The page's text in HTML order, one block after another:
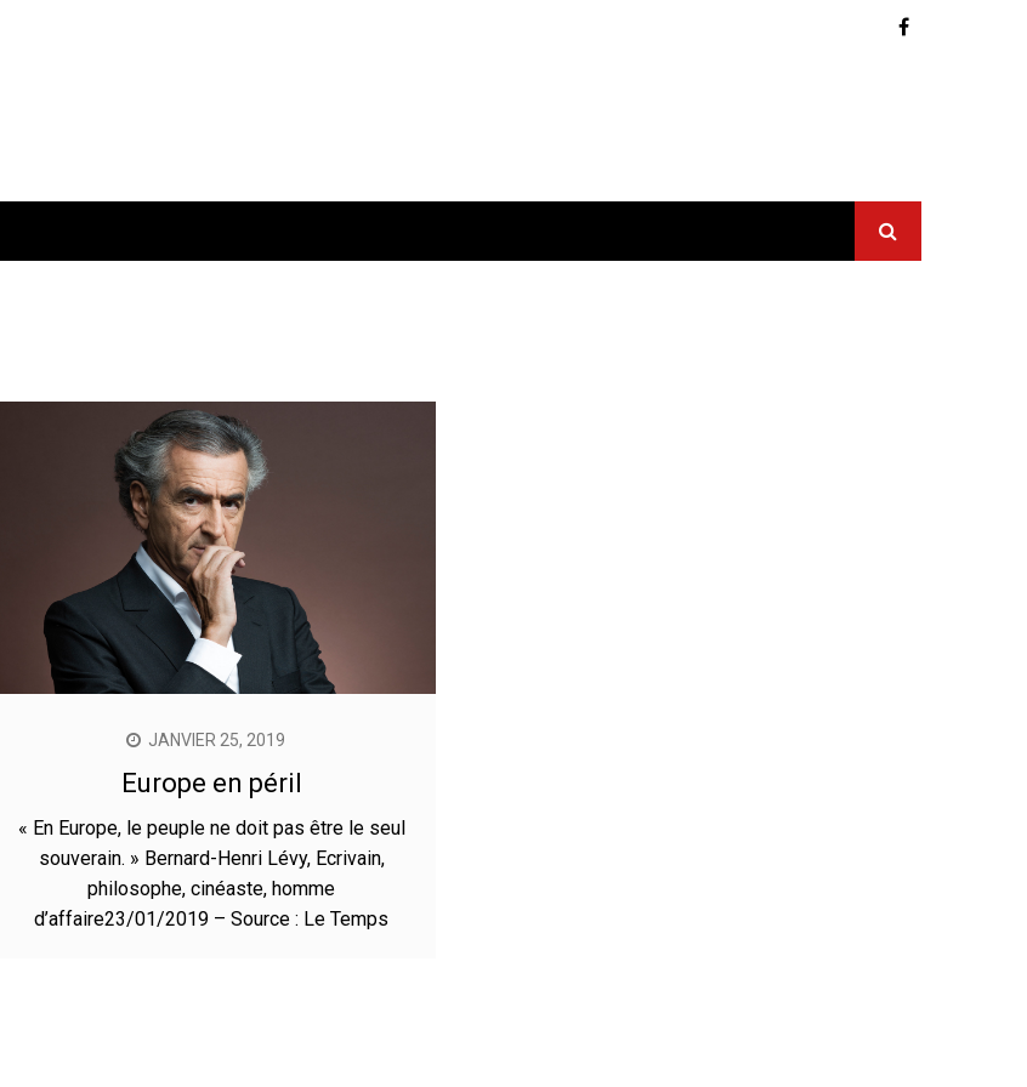
JANVIER 25, 2019
Europe en péril
« En Europe, le peuple ne doit pas être le seul
souverain. » Bernard-Henri Lévy, Ecrivain,
philosophe, cinéaste, homme
d’affaire23/01/2019 – Source : Le Temps